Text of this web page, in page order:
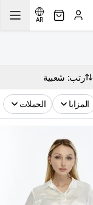
AR
رتب: شعبية
المزايا الحملات